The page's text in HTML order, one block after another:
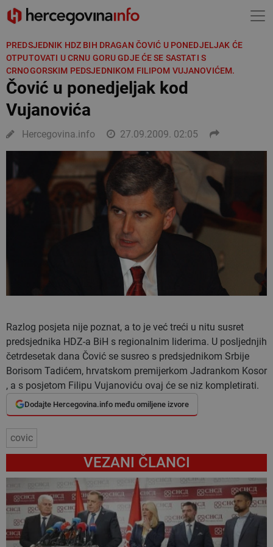
PREDSJEDNIK HDZ BIH DRAGAN ČOVIĆ U PONEDJELJAK ĆE
OTPUTOVATI U CRNU GORU GDJE ĆE SE SASTATI S
CRNOGORSKIM PEDSJEDNIKOM FILIPOM VUJANOVIĆEM.
Čović u ponedjeljak kod
Vujanovića
Hercegovina.info 27.09.2009. 02:05
Razlog posjeta nije poznat, a to je već treći u nitu susret
predsjednika HDZ-a BiH s regionalnim liderima. U posljednjih
četrdesetak dana Čović se susreo s predsjednikom Srbije
Borisom Tadićem, hrvatskom premijerkom Jadrankom Kosor
, a s posjetom Filipu Vujanoviću ovaj će se niz kompletirati.
Dodajte Hercegovina.info među omiljene izvore
covic
VEZANI ČLANCI